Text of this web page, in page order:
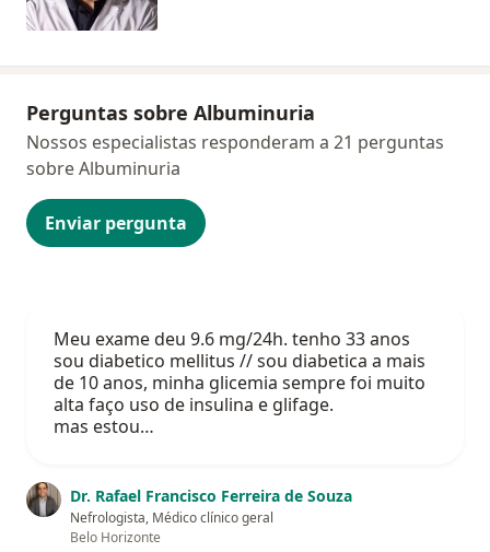
Perguntas sobre Albuminuria
Enviar pergunta
Nossos especialistas responderam a 21 perguntas
sobre Albuminuria
Meu exame deu 9.6 mg/24h. tenho 33 anos
sou diabetico mellitus // sou diabetica a mais
de 10 anos, minha glicemia sempre foi muito
alta faço uso de insulina e glifage.
mas estou…
Dr. Rafael Francisco Ferreira de Souza
Nefrologista, Médico clínico geral
Belo Horizonte